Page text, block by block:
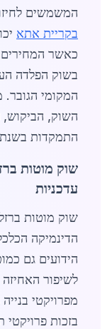
המשמשים
בקריית אתא
כאשר המחירים
בשוק הפלדה
המקומי
השוק, הביקוש,
התמקדות בשנת 2026.
שוק מוטות
עדכניות
שוק מוטות
הדינמיקה
הידועים גם
לשיפור
בזכות